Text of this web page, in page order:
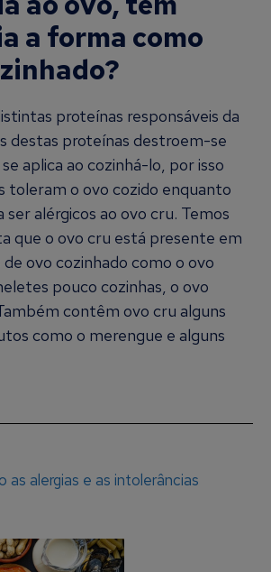
a forma como
proteínas responsáveis da
destas proteínas destroem-se
aplica ao cozinhá-lo, por isso
toleram o ovo cozido enquanto
alérgicos ao ovo cru. Temos
que o ovo cru está presente em
ovo cozinhado como o ovo
pouco cozinhas, o ovo
contêm ovo cru alguns
como o merengue e alguns
as alergias e as intolerâncias